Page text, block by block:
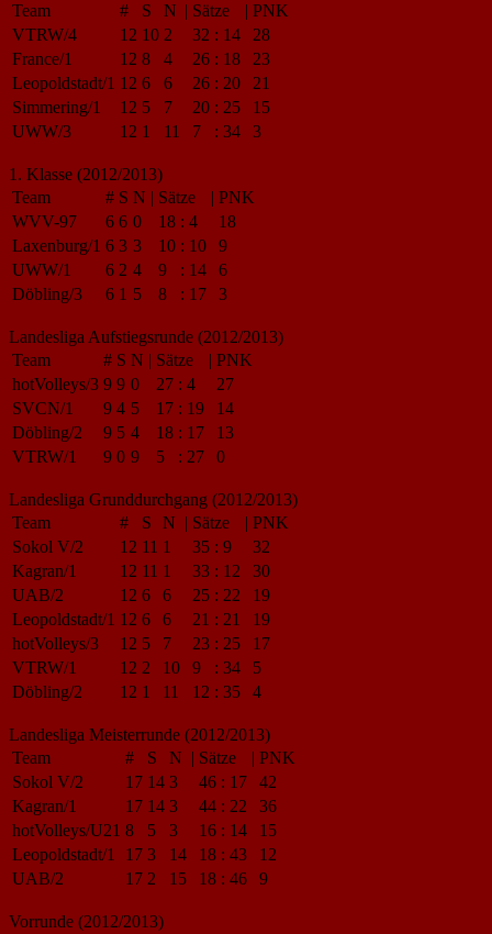
Team
# S N | Sätze | PNK
VTRW/4
12 10 2 32 : 14
28
France/1
12 8 4 26 : 18
23
Leopoldstadt/1 12 6 6 26 : 20
21
Simmering/1
12 5 7 20 : 25
15
UWW/3
12 1 11 7 : 34 3
1. Klasse (2012/2013)
Team
# S N | Sätze | PNK
WVV-97
6 6 0 18 : 4
18
Laxenburg/1 6 3 3 10 : 10
9
UWW/1
6 2 4 9 : 14
6
Döbling/3
6 1 5 8 : 17 3
Landesliga Aufstiegsrunde (2012/2013)
Team
# S N | Sätze | PNK
hotVolleys/3 9 9 0 27 : 4
27
SVCN/1
9 4 5 17 : 19
14
Döbling/2
9 5 4 18 : 17
13
VTRW/1
9 0 9 5 : 27 0
Landesliga Grunddurchgang (2012/2013)
Team
# S N | Sätze | PNK
Sokol V/2
12 11 1 35 : 9
32
Kagran/1
12 11 1 33 : 12
30
UAB/2
12 6 6 25 : 22
19
Leopoldstadt/1 12 6 6 21 : 21
19
hotVolleys/3
12 5 7 23 : 25
17
VTRW/1
12 2 10 9 : 34
5
Döbling/2
12 1 11 12 : 35 4
Landesliga Meisterrunde (2012/2013)
Team
# S N | Sätze | PNK
Sokol V/2
17 14 3 46 : 17
42
Kagran/1
17 14 3 44 : 22
36
hotVolleys/U21 8 5 3 16 : 14
15
Leopoldstadt/1
17 3 14 18 : 43
12
UAB/2
17 2 15 18 : 46 9
Vorrunde (2012/2013)